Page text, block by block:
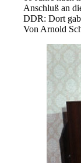
Anschluß an
DDR: Dort
Von Arnold